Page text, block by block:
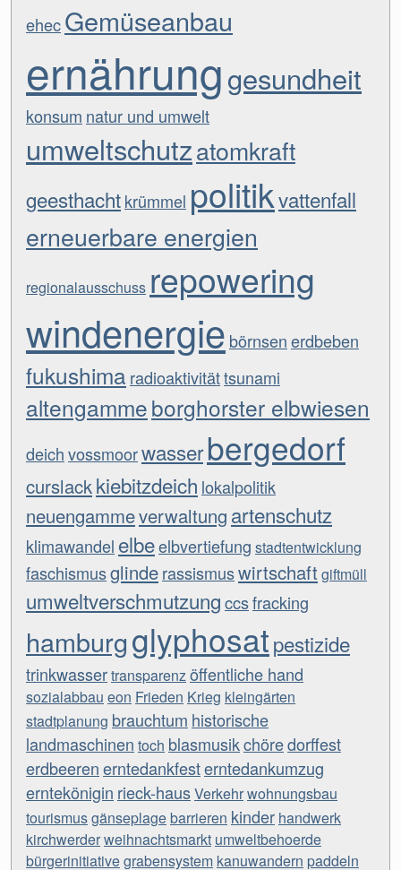
ehecGemüseanbau
ernährunggesundheit
konsum natur und umwelt
umweltschutzatomkraft
geesthachtkrümmel politikvattenfall
erneuerbare energien
regionalausschuss repowering
windenergie börnsenerdbeben
fukushima radioaktivitättsunami
altengammeborghorster elbwiesen
deichvossmoorwasserbergedorf
curslackkiebitzdeich lokalpolitik
neuengammeverwaltung artenschutz
klimawandel elbeelbvertiefung stadtentwicklung
faschismusglinderassismuswirtschaftgiftmüll
umweltverschmutzungccsfracking
hamburgglyphosatpestizide
trinkwassertransparenzöffentliche hand
sozialabbau eon Frieden Krieg kleingärten
stadtplanung brauchtum historische
landmaschinen toch blasmusikchöredorffest
erdbeerenerntedankfesterntedankumzug
erntekönigin rieck-hausVerkehrwohnungsbau
tourismusgänseplagebarrieren kinder handwerk
kirchwerderweihnachtsmarkt umweltbehoerde
bürgerinitiativegrabensystem kanuwandern paddeln